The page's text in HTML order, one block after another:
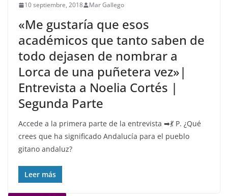
10 septiembre, 2018 Mar Gallego
«Me gustaría que esos
académicos que tanto saben de
todo dejasen de nombrar a
Lorca de una puñetera vez»|
Entrevista a Noelia Cortés |
Segunda Parte
Accede a la primera parte de la entrevista ➡💃 P. ¿Qué
crees que ha significado Andalucía para el pueblo
gitano andaluz?
Leer más